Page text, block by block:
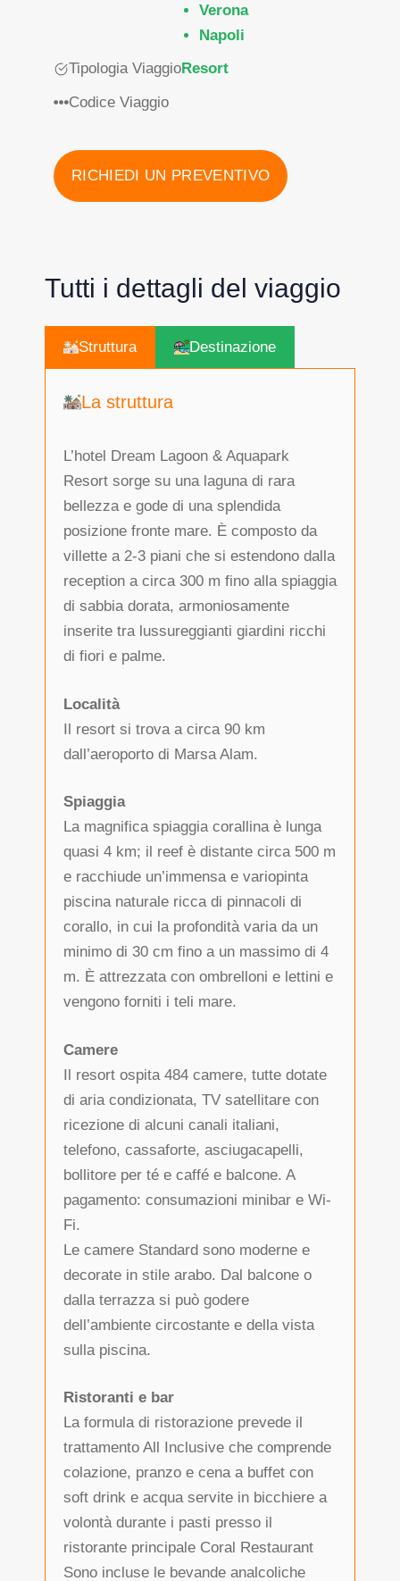
Verona
Napoli
Tipologia ViaggioResort
Codice Viaggio
RICHIEDI UN PREVENTIVO
Tutti i dettagli del viaggio
Struttura Destinazione
La struttura
L’hotel Dream Lagoon & Aquapark
Resort sorge su una laguna di rara
bellezza e gode di una splendida
posizione fronte mare. È composto da
villette a 2-3 piani che si estendono dalla
reception a circa 300 m fino alla spiaggia
di sabbia dorata, armoniosamente
inserite tra lussureggianti giardini ricchi
di fiori e palme.
Località
Il resort si trova a circa 90 km
dall’aeroporto di Marsa Alam.
Spiaggia
La magnifica spiaggia corallina è lunga
quasi 4 km; il reef è distante circa 500 m
e racchiude un’immensa e variopinta
piscina naturale ricca di pinnacoli di
corallo, in cui la profondità varia da un
minimo di 30 cm fino a un massimo di 4
m. È attrezzata con ombrelloni e lettini e
vengono forniti i teli mare.
Camere
Il resort ospita 484 camere, tutte dotate
di aria condizionata, TV satellitare con
ricezione di alcuni canali italiani,
telefono, cassaforte, asciugacapelli,
bollitore per té e caffé e balcone. A
pagamento: consumazioni minibar e Wi-
Fi.
Le camere Standard sono moderne e
decorate in stile arabo. Dal balcone o
dalla terrazza si può godere
dell’ambiente circostante e della vista
sulla piscina.
Ristoranti e bar
La formula di ristorazione prevede il
trattamento All Inclusive che comprende
colazione, pranzo e cena a buffet con
soft drink e acqua servite in bicchiere a
volontà durante i pasti presso il
ristorante principale Coral Restaurant
Sono incluse le bevande analcoliche